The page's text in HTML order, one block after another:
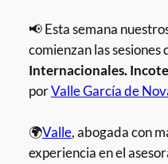
📢 Esta semana
comienzan las sesiones
Internacionales.
porValle García de
🌍Valle, abogada con
experiencia en el